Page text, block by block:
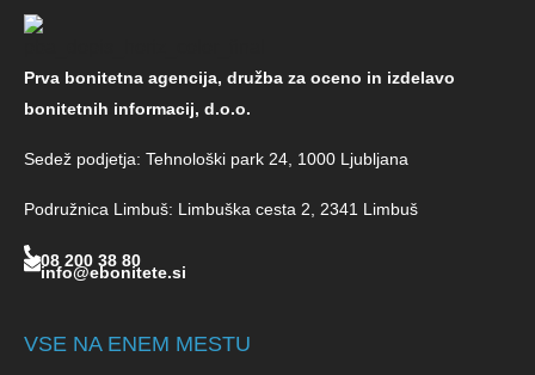
Prva bonitetna agencija, družba za oceno in izdelavo
bonitetnih informacij, d.o.o.
Sedež podjetja: Tehnološki park 24, 1000 Ljubljana
Podružnica Limbuš: Limbuška cesta 2, 2341 Limbuš
08 200 38 80
info@ebonitete.si
VSE NA ENEM MESTU